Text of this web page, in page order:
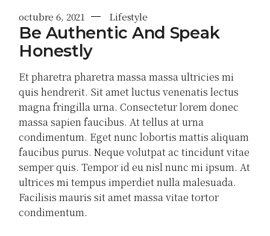
octubre 6, 2021 Lifestyle
Be Authentic And Speak
Honestly
Et pharetra pharetra massa massa ultricies mi
quis hendrerit. Sit amet luctus venenatis lectus
magna fringilla urna. Consectetur lorem donec
massa sapien faucibus. At tellus at urna
condimentum. Eget nunc lobortis mattis aliquam
faucibus purus. Neque volutpat ac tincidunt vitae
semper quis. Tempor id eu nisl nunc mi ipsum. At
ultrices mi tempus imperdiet nulla malesuada.
Facilisis mauris sit amet massa vitae tortor
condimentum.